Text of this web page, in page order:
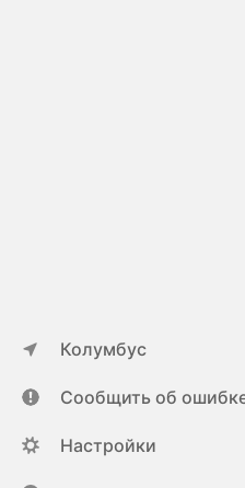
Колумбус
Сообщить об
Настройки